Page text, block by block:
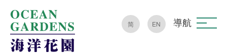
简 EN 導航